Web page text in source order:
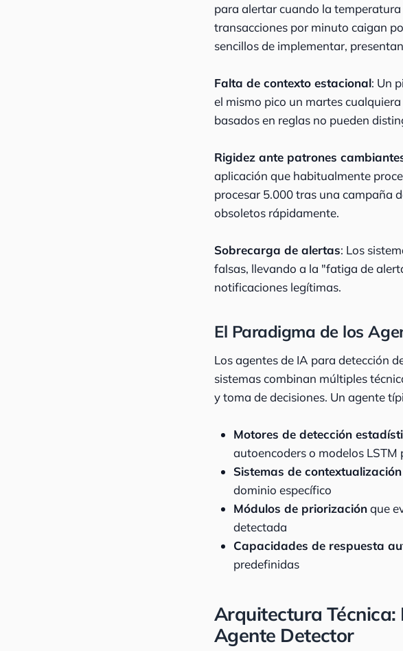
para alertar cuando la
transacciones por minuto caigan
sencillos de implementar,
Falta de contexto estacional: Un
el mismo pico un martes
basados en reglas no pueden
Rigidez ante patrones
aplicación que habitualmente
procesar 5.000 tras una campaña
obsoletos rápidamente.
Sobrecarga de alertas: Los
falsas, llevando a la "fatiga de
notificaciones legítimas.
El Paradigma de los
Los agentes de IA para detección
sistemas combinan múltiples
y toma de decisiones. Un agente
Motores de detección
autoencoders o modelos
Sistemas de contextualización
dominio específico
Módulos de priorizaciónque
detectada
Capacidades de respuesta
predefinidas
Arquitectura Técnica:
Agente Detector